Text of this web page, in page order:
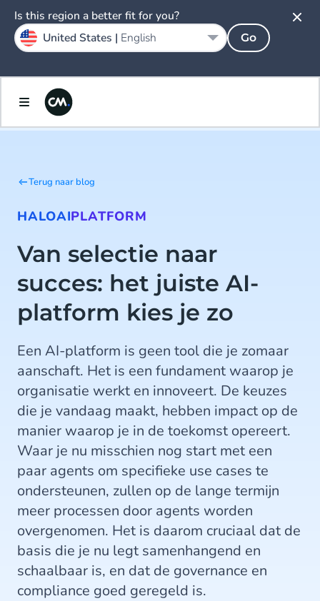
Terug naar blog
HALOAIPLATFORM
Van selectie naar
succes: het juiste AI-
platform kies je zo
Een AI-platform is geen tool die je zomaar
aanschaft. Het is een fundament waarop je
organisatie werkt en innoveert. De keuzes
die je vandaag maakt, hebben impact op de
manier waarop je in de toekomst opereert.
Waar je nu misschien nog start met een
paar agents om specifieke use cases te
ondersteunen, zullen op de lange termijn
meer processen door agents worden
overgenomen. Het is daarom cruciaal dat de
basis die je nu legt samenhangend en
schaalbaar is, en dat de governance en
compliance goed geregeld is.
Is this region a better fit for you?
United States | English Go